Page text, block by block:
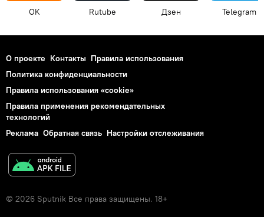
OK Rutube Дзен Telegram
О проекте Контакты Правила использования
Политика конфиденциальности
Правила использования «cookie»
Правила применения рекомендательных
технологий
Реклама Обратная связь Настройки отслеживания
© 2026 Sputnik Все права защищены. 18+